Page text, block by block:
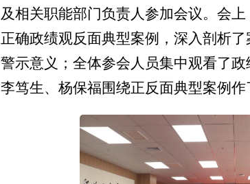
及相关职能部门负责人参加会议。会
正确政绩观反面典型案例，深入剖析
警示意义；全体参会人员集中观看了
李笃生、杨保福围绕正反面典型案例作